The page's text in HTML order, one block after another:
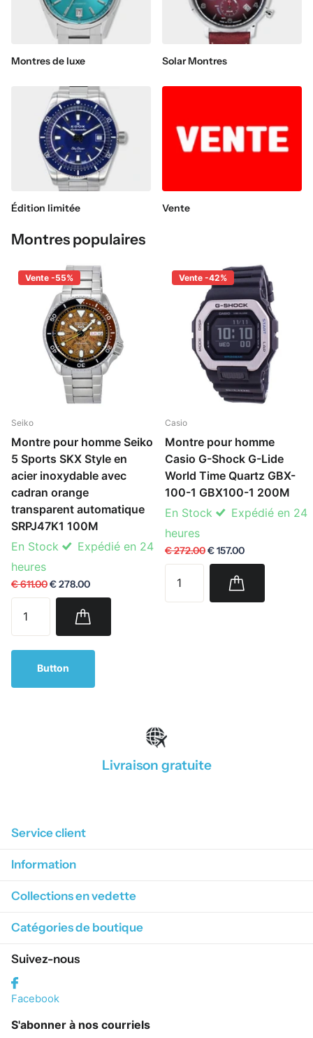
Montres de luxe Solar Montres
Édition limitée Vente
Montres populaires
Vente -55%
Seiko
Montre pour homme Seiko
5 Sports SKX Style en
acier inoxydable avec
cadran orange
transparent automatique
SRPJ47K1 100M
En Stock
Expédié en 24
heures
€ 611.00€ 278.00
Vente -42%
Casio
Montre pour homme
Casio G-Shock G-Lide
World Time Quartz GBX-
100-1 GBX100-1 200M
En Stock
Expédié en 24
heures
€ 272.00€ 157.00
Button
Livraison gratuite
Service client
Information
Collections en vedette
Catégories de boutique
Suivez-nous
Facebook
S'abonner à nos courriels